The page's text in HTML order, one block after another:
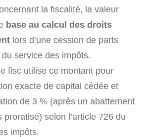
la fiscalité, la valeur
base au calcul des droits
lors d’une cession de parts
service des impôts.
fisc utilise ce montant pour
exacte de capital cédée et
de 3 % (après un abattement
proratisé) selon l’article 726 du
impôts.